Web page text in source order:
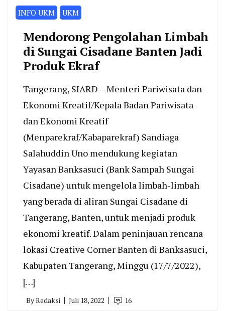
INFO UKM UKM
Mendorong Pengolahan Limbah
di Sungai Cisadane Banten Jadi
Produk Ekraf
Tangerang, SIARD – Menteri Pariwisata dan
Ekonomi Kreatif/Kepala Badan Pariwisata
dan Ekonomi Kreatif
(Menparekraf/Kabaparekraf) Sandiaga
Salahuddin Uno mendukung kegiatan
Yayasan Banksasuci (Bank Sampah Sungai
Cisadane) untuk mengelola limbah-limbah
yang berada di aliran Sungai Cisadane di
Tangerang, Banten, untuk menjadi produk
ekonomi kreatif. Dalam peninjauan rencana
lokasi Creative Corner Banten di Banksasuci,
Kabupaten Tangerang, Minggu (17/7/2022),
[…]
ByRedaksi Juli 18, 2022 16